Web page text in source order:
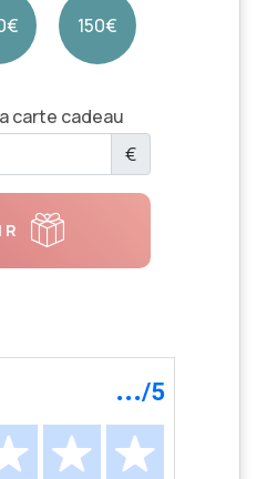
150€
carte cadeau
€